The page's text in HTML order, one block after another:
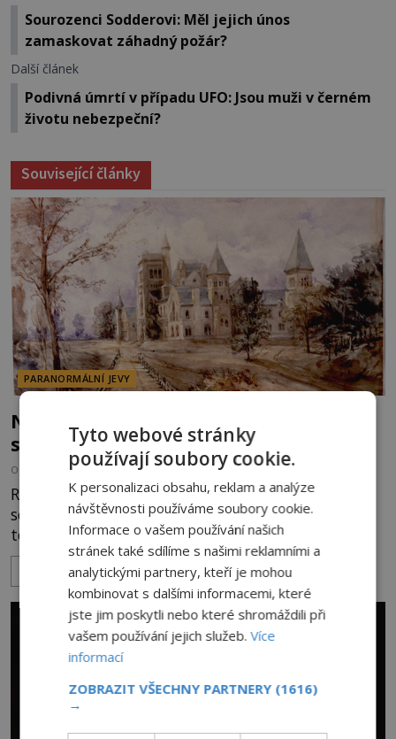
Sourozenci Sodderovi: Měl jejich únos
zamaskovat záhadný požár?
Další článek
Podivná úmrtí v případu UFO: Jsou muži v černém
životu nebezpeční?
Související články
PARANORMÁLNÍ JEVY
Nešťastný duch oběšené milenky děsí
studentky
OD ADRIANA VOJTÍŠKOVÁ 8.8.2026 5.6TIS
Robert Jaffrey Christie prožívá složité období. Píše
se rok 1900 a právě skonal jeho otec, známý
továrník William Mellis Christie (1829–1900).
Smutná událost je ale doprovázena ohromným
dědictvím... Robertu připadne rodinné sídlo v
Torontu. Takový majetek skýtá řadu výhod, avšak
ta, na niž přijde Robert, by jen tak někoho
nenapadla. N
ZOBRAZIT VÍCE
Tyto webové stránky
používají soubory cookie.
K personalizaci obsahu, reklam a analýze
návštěvnosti používáme soubory cookie.
Informace o vašem používání našich
stránek také sdílíme s našimi reklamními a
analytickými partnery, kteří je mohou
kombinovat s dalšími informacemi, které
jste jim poskytli nebo které shromáždili při
vašem používání jejich služeb.Více
informací
ZOBRAZIT VŠECHNY PARTNERY (1616)
→